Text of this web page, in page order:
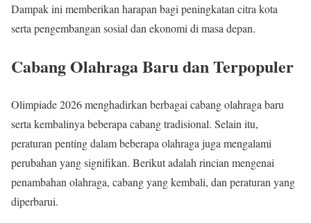
Dampak ini memberikan harapan bagi peningkatan citra kota
serta pengembangan sosial dan ekonomi di masa depan.
Cabang Olahraga Baru dan Terpopuler
Olimpiade 2026 menghadirkan berbagai cabang olahraga baru
serta kembalinya beberapa cabang tradisional. Selain itu,
peraturan penting dalam beberapa olahraga juga mengalami
perubahan yang signifikan. Berikut adalah rincian mengenai
penambahan olahraga, cabang yang kembali, dan peraturan yang
diperbarui.